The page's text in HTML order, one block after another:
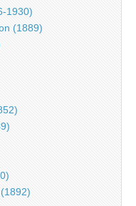
1930)
(1889)